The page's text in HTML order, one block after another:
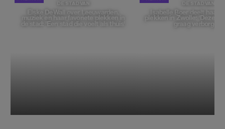
DE STAD VAN
Elske DeWall over Leeuwarden,
muziek en haar favoriete plekken in
de stad: 'Een stad die voelt als thuis'
DE STAD VAN
Isabelle Boer deelt haar
plekken in Zwolle: 'Deze
graag verborgen'